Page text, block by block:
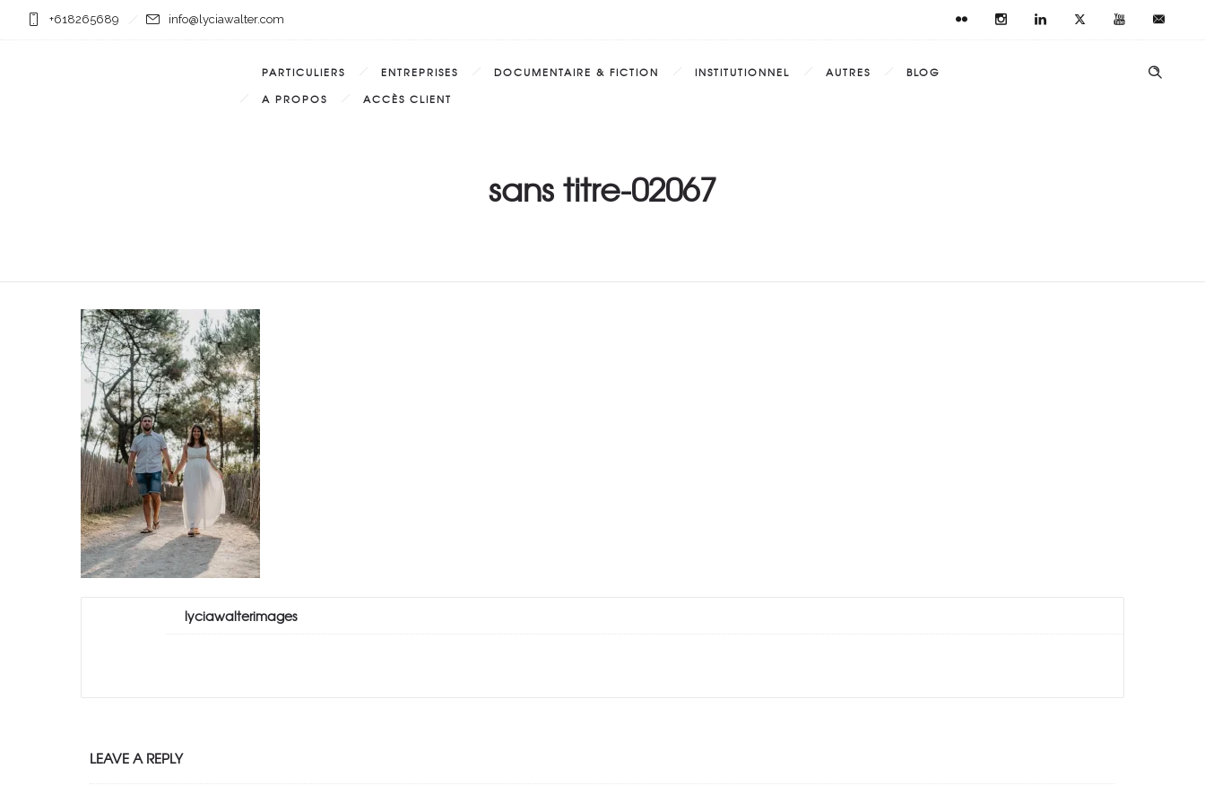
+618265689 info@lyciawalter.com
PARTICULIERS ENTREPRISES DOCUMENTAIRE & FICTION INSTITUTIONNEL AUTRES
BLOG
A PROPOS
ACCÈS CLIENT
sans titre-02067
lyciawalterimages
LEAVE A REPLY